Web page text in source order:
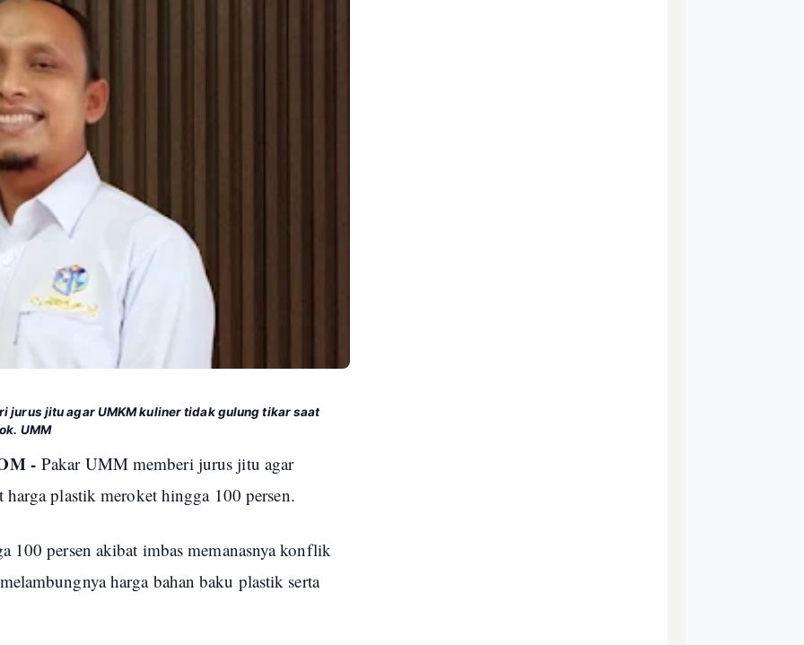
jurus jitu agar UMKM kuliner tidak gulung tikar saat
UMM
-Pakar UMM memberi jurus jitu agar
plastik meroket hingga 100 persen.
100 persen akibat imbas memanasnya konflik
harga bahan baku plastik serta